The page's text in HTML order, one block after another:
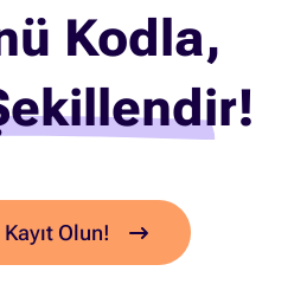
Kodla,
Olun!